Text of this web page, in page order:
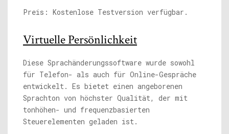
Preis: Kostenlose Testversion verfügbar.
Virtuelle Persönlichkeit
Diese Sprachänderungssoftware wurde sowohl
für Telefon- als auch für Online-Gespräche
entwickelt. Es bietet einen angeborenen
Sprachton von höchster Qualität, der mit
tonhöhen- und frequenzbasierten
Steuerelementen geladen ist.